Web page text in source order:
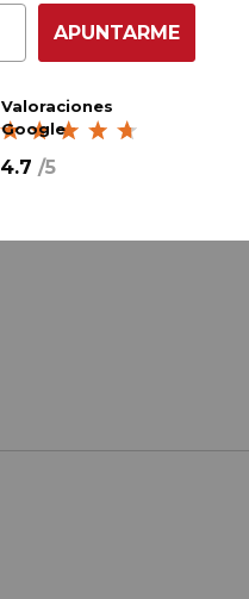
APUNTARME
Valoraciones
Google
4.7 /5